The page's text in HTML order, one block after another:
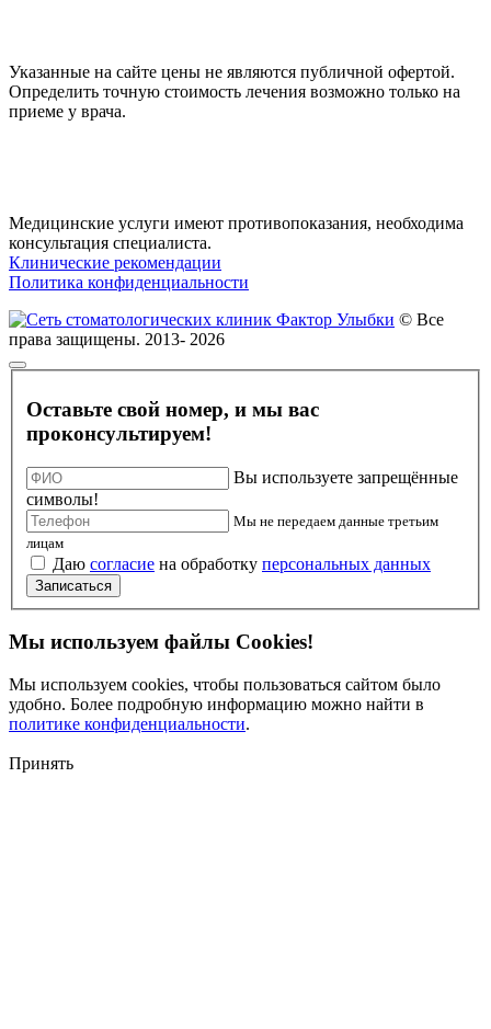
Указанные на сайте цены не являются публичной офертой.
Определить точную стоимость лечения возможно только на
приеме у врача.
Медицинские услуги имеют противопоказания, необходима
консультация специалиста.
Клинические рекомендации
Политика конфиденциальности
© Все
права защищены. 2013- 2026
Оставьте свой номер, и мы вас
проконсультируем!
Вы используете запрещённые
символы!
Мы не передаем данные третьим
лицам
Даю согласие на обработку персональных данных
Записаться
Мы используем файлы Cookies!
Мы используем cookies, чтобы пользоваться сайтом было
удобно. Более подробную информацию можно найти в
политике конфиденциальности.
Принять